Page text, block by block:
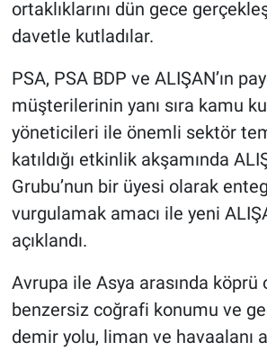
ortaklıklarını dün gece
davetle kutladılar.
PSA, PSA BDP ve ALIŞAN’ın
müşterilerinin yanı sıra kamu
yöneticileri ile önemli sektör
katıldığı etkinlik akşamında
Grubu’nun bir üyesi olarak
vurgulamak amacı ile yeni
açıklandı.
Avrupa ile Asya arasında köprü
benzersiz coğrafi konumu ve
demir yolu, liman ve havaalanı